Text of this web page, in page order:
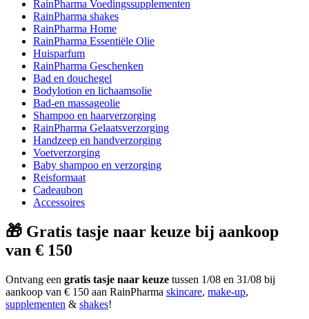
RainPharma Voedingssupplementen
RainPharma shakes
RainPharma Home
RainPharma Essentiële Olie
Huisparfum
RainPharma Geschenken
Bad en douchegel
Bodylotion en lichaamsolie
Bad-en massageolie
Shampoo en haarverzorging
RainPharma Gelaatsverzorging
Handzeep en handverzorging
Voetverzorging
Baby shampoo en verzorging
Reisformaat
Cadeaubon
Accessoires
🎁 Gratis tasje naar keuze bij aankoop
van € 150
Ontvang een gratis tasje naar keuze tussen 1/08 en 31/08 bij
aankoop van € 150 aan RainPharma skincare, make-up,
supplementen & shakes!